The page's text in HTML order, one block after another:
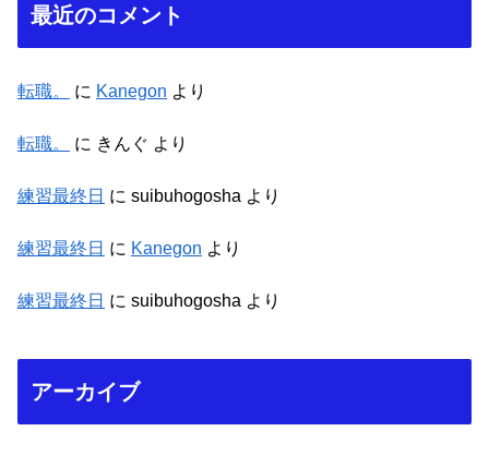
最近のコメント
転職。 に Kanegon より
転職。 に きんぐ より
練習最終日 に suibuhogosha より
練習最終日 に Kanegon より
練習最終日 に suibuhogosha より
アーカイブ